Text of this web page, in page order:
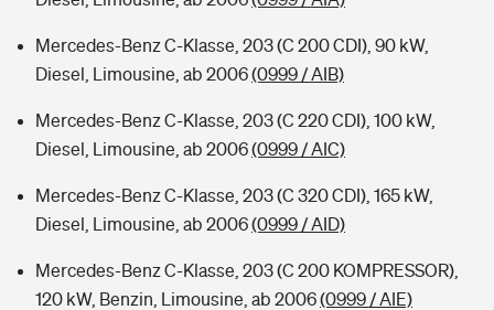
Mercedes-Benz C-Klasse, 203 (C 200 CDI), 90 kW,
Diesel, Limousine, ab 2006(0999 / AIB)
Mercedes-Benz C-Klasse, 203 (C 220 CDI), 100 kW,
Diesel, Limousine, ab 2006(0999 / AIC)
Mercedes-Benz C-Klasse, 203 (C 320 CDI), 165 kW,
Diesel, Limousine, ab 2006(0999 / AID)
Mercedes-Benz C-Klasse, 203 (C 200 KOMPRESSOR),
120 kW, Benzin, Limousine, ab 2006(0999 / AIE)